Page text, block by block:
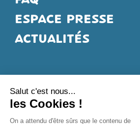
ESPACE PRESSE
ACTUALITÉS